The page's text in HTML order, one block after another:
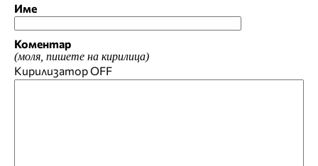
Име
Коментар
(моля, пишете на кирилица)
КирилизаторOFF